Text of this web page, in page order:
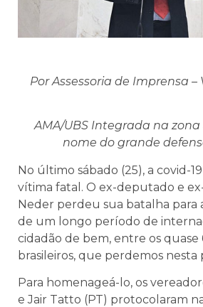
Por Assessoria de Imprensa –
AMA/UBS Integrada na zona
nome do grande
No último sábado (25), a covid-
vítima fatal. O ex-deputado e
Neder perdeu sua batalha para
de um longo período de
cidadão de bem, entre os quase
brasileiros, que perdemos nesta
Para homenageá-lo, os
e Jair Tatto (PT) protocolaram